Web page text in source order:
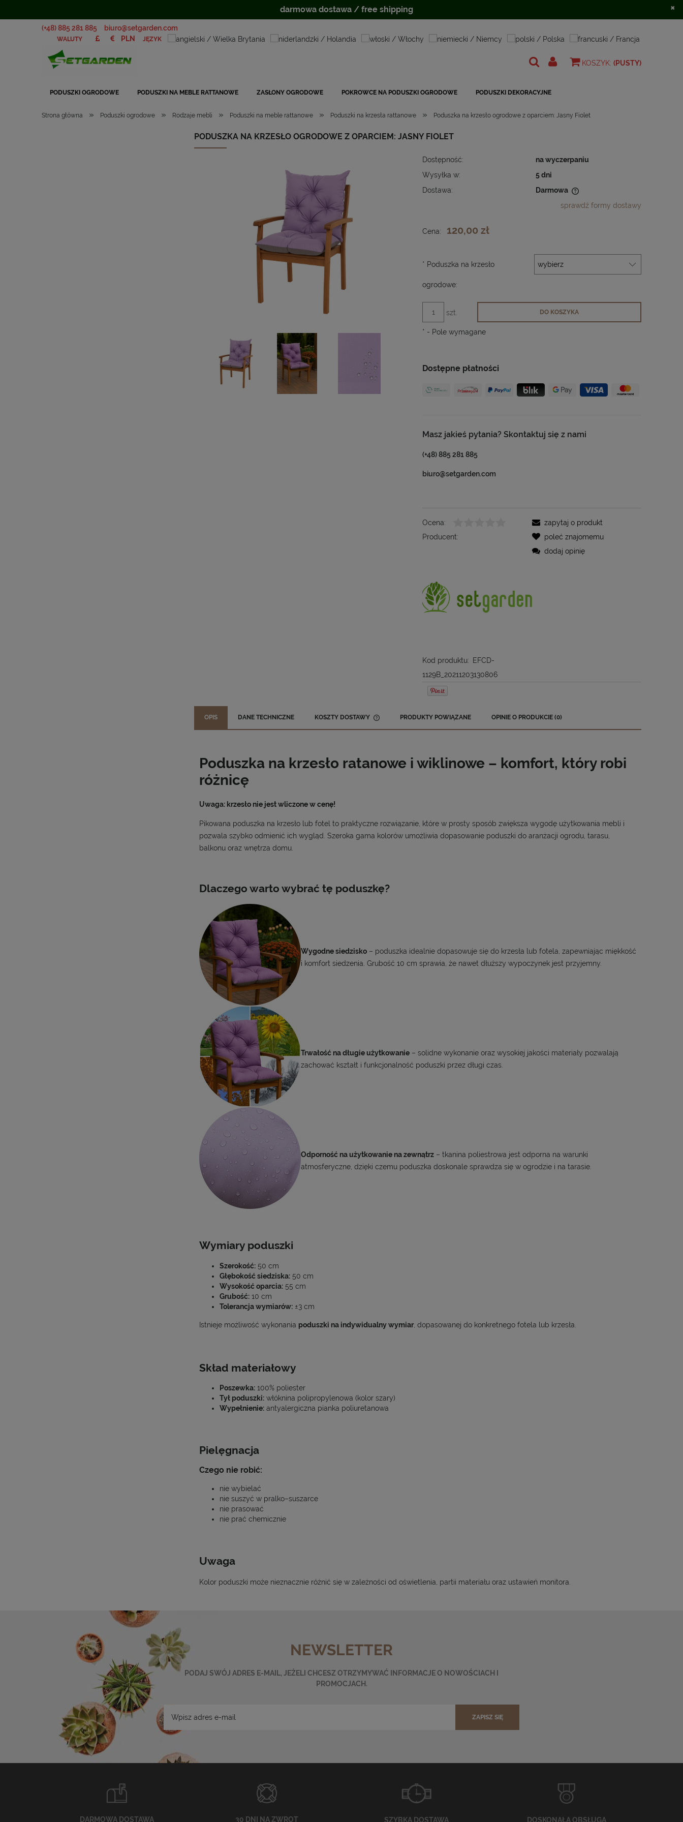
(+48) 885 281 885 biuro@setgarden.com
JĘZYK
WALUTY
KOSZYK: (PUSTY)
PODUSZKI OGRODOWE PODUSZKI NA MEBLE RATTANOWE ZASŁONY OGRODOWE POKROWCE NA PODUSZKI OGRODOWE PODUSZKI DEKORACYJNE
Strona główna » Poduszki ogrodowe » Rodzaje mebli » Poduszki na meble rattanowe » Poduszki na krzesła rattanowe » Poduszka na krzesło ogrodowe z oparciem: Jasny Fiolet
PODUSZKA NA KRZESŁO OGRODOWE Z OPARCIEM: JASNY FIOLET
Dostępność:
na wyczerpaniu
Wysyłka w:
5 dni
Dostawa:
Darmowa
sprawdź formy dostawy
Dostępne płatności
Masz jakieś pytania? Skontaktuj się z nami
(+48) 885 281 885
biuro@setgarden.com
Cena: 120,00 zł
* Poduszka na krzesło
ogrodowe:
szt. DO KOSZYKA
* - Pole wymagane
Ocena:
Producent:
Kod produktu:
EFCD-
1129B_20211203130806
zapytaj o produkt
poleć znajomemu
dodaj opinię
OPIS DANE TECHNICZNE KOSZTY DOSTAWY PRODUKTY POWIĄZANE OPINIE O PRODUKCIE (0)
Poduszka na krzesło ratanowe i wiklinowe – komfort, który robi
różnicę
Uwaga: krzesło nie jest wliczone w cenę!
Pikowana poduszka na krzesło lub fotel to praktyczne rozwiązanie, które w prosty sposób zwiększa wygodę użytkowania mebli i
pozwala szybko odmienić ich wygląd. Szeroka gama kolorów umożliwia dopasowanie poduszki do aranżacji ogrodu, tarasu,
balkonu oraz wnętrza domu.
Dlaczego warto wybrać tę poduszkę?
Wygodne siedzisko – poduszka idealnie dopasowuje się do krzesła lub fotela, zapewniając miękkość
i komfort siedzenia. Grubość 10 cm sprawia, że nawet dłuższy wypoczynek jest przyjemny.
Trwałość na długie użytkowanie – solidne wykonanie oraz wysokiej jakości materiały pozwalają
zachować kształt i funkcjonalność poduszki przez długi czas.
Odporność na użytkowanie na zewnątrz – tkanina poliestrowa jest odporna na warunki
atmosferyczne, dzięki czemu poduszka doskonale sprawdza się w ogrodzie i na tarasie.
Wymiary poduszki
Szerokość: 50 cm
Głębokość siedziska: 50 cm
Wysokość oparcia: 55 cm
Grubość: 10 cm
Tolerancja wymiarów: ±3 cm
Istnieje możliwość wykonania poduszki na indywidualny wymiar, dopasowanej do konkretnego fotela lub krzesła.
Skład materiałowy
Poszewka: 100% poliester
Tył poduszki: włóknina polipropylenowa (kolor szary)
Wypełnienie: antyalergiczna pianka poliuretanowa
Pielęgnacja
Czego nie robić:
nie wybielać
nie suszyć w pralko–suszarce
nie prasować
nie prać chemicznie
Uwaga
Kolor poduszki może nieznacznie różnić się w zależności od oświetlenia, partii materiału oraz ustawień monitora.
NEWSLETTER
PODAJ SWÓJ ADRES E-MAIL, JEŻELI CHCESZ OTRZYMYWAĆ INFORMACJE O NOWOŚCIACH I
PROMOCJACH.
ZAPISZ SIĘ
DARMOWA DOSTAWA 30 DNI NA ZWROT SZYBKA DOSTAWA DOSKONAŁA OBSŁUGA
darmowa dostawa / free shipping ×